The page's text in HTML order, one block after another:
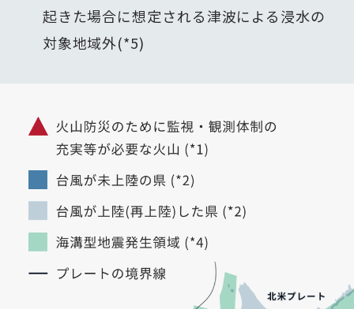
起きた場合に想定される津波による浸水の
対象地域外(*5)